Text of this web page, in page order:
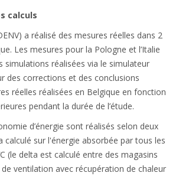
calculs
a réalisé des mesures réelles dans 2
Les mesures pour la Pologne et l’Italie
simulations réalisées via le simulateur
des corrections et des conclusions
réelles réalisées en Belgique en fonction
pendant la durée de l’étude.
d’énergie sont réalisés selon deux
calculé sur l'énergie absorbée par tous les
(le delta est calculé entre des magasins
de ventilation avec récupération de chaleur